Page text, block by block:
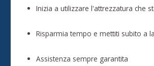
Inizia a utilizzare l'attrezzatura che
Risparmia tempo e mettiti subito a
Assistenza sempre garantita